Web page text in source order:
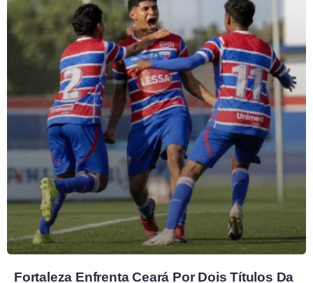
Fortaleza Enfrenta Ceará Por Dois Títulos Da